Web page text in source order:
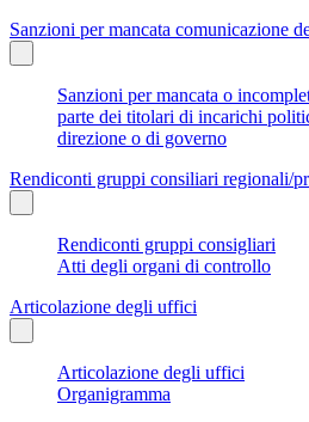
Sanzioni per mancata comunicazione
Sanzioni per mancata o
parte dei titolari di incarichi
direzione o di governo
Rendiconti gruppi consiliari regionali/
Rendiconti gruppi consigliari
Atti degli organi di controllo
Articolazione degli uffici
Articolazione degli uffici
Organigramma